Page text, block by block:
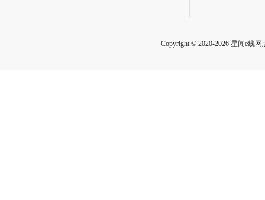
Copyright © 2020-2026 星闻e线